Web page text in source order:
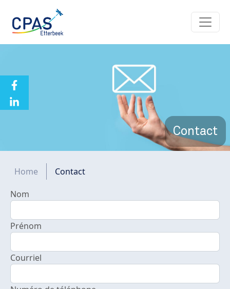
Contact
Fil d'Ariane
Home
Contact
Nom
Prénom
Courriel